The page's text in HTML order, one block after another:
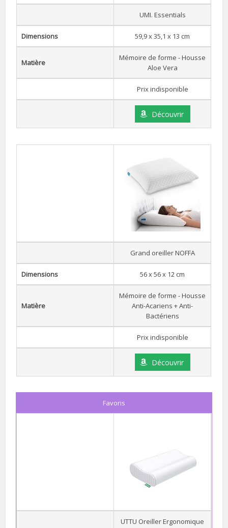
UMI. Essentials
Dimensions 59,9 x 35,1 x 13 cm
Matière
Mémoire de forme - Housse
Aloe Vera
Prix indisponible
Découvrir
Grand oreiller NOFFA
Dimensions 56 x 56 x 12 cm
Matière
Mémoire de forme - Housse
Anti-Acariens + Anti-
Bactériens
Prix indisponible
Découvrir
Favoris
UTTU Oreiller Ergonomique